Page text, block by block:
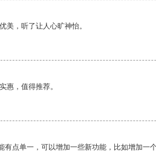
美，听了让人心旷神怡。
惠，值得推荐。
有点单一，可以增加一些新功能，比如增加一